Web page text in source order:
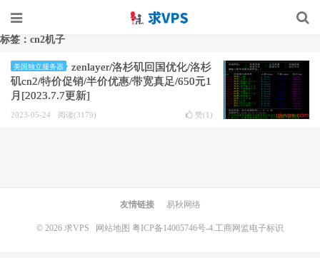
标签：cn2机子
美国独立服务器
zenlayer/洛杉矶回国优化/洛杉
矶cn2/特价促销/半价优惠/带宽真足/650元1
月[2023.7.7更新]
2023-05-24 阅读(3179) 赞(1 )
友情链接 易秋网络
© 2026 求VPS 网站地图 粤ICP备14005746号-4.工商网监电子标识